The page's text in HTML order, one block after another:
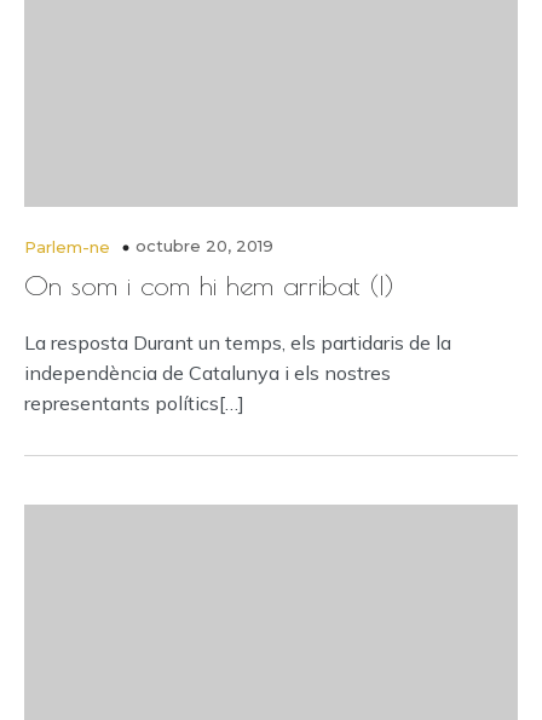
Parlem-ne octubre 20, 2019
On som i com hi hem arribat (I)
La resposta Durant un temps, els partidaris de la
independència de Catalunya i els nostres
representants polítics[…]